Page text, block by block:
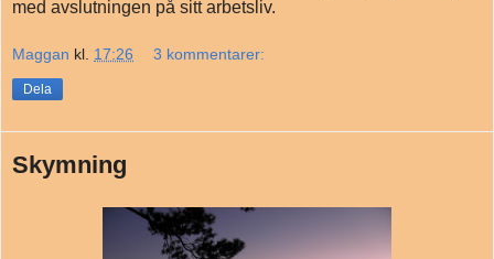
med avslutningen på sitt arbetsliv.
Maggan kl. 17:26 3 kommentarer:
Dela
Skymning